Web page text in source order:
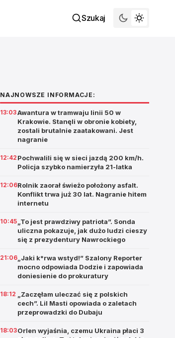
Szukaj
NAJNOWSZE INFORMACJE:
13:03Awantura w tramwaju linii 50 w
Krakowie. Stanęli w obronie kobiety,
zostali brutalnie zaatakowani. Jest
nagranie
12:42 Pochwalili się w sieci jazdą 200 km/h.
Policja szybko namierzyła 21-latka
12:06Rolnik zaorał świeżo położony asfalt.
Konflikt trwa już 30 lat. Nagranie hitem
internetu
10:45 „To jest prawdziwy patriota”. Sonda
uliczna pokazuje, jak dużo ludzi cieszy
się z prezydentury Nawrockiego
21:06 „Jaki k*rwa wstyd!” Szalony Reporter
mocno odpowiada Dodzie i zapowiada
doniesienie do prokuratury
18:12
„Zaczęłam uleczać się z polskich
cech”. Lil Masti opowiada o zaletach
przeprowadzki do Dubaju
18:03Orlen wyjaśnia, czemu Ukraina płaci 3